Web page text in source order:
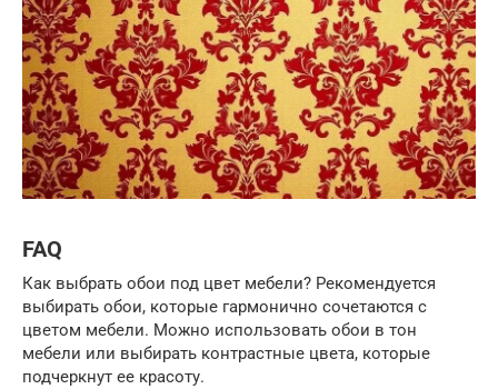
FAQ
Как выбрать обои под цвет мебели? Рекомендуется
выбирать обои, которые гармонично сочетаются с
цветом мебели. Можно использовать обои в тон
мебели или выбирать контрастные цвета, которые
подчеркнут ее красоту.